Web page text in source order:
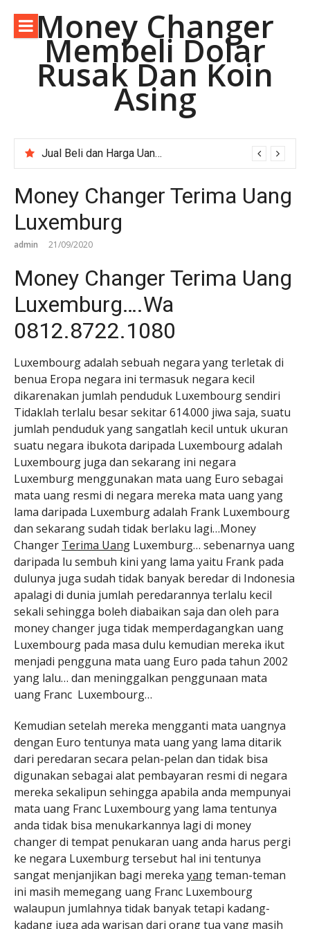
konten Money Changer
Membeli Dolar
Rusak Dan Koin
Asing
Jual Beli dan Harga Uang Asing Rupee Pakistan di Depok Jawa Barat.
Money Changer Terima Uang
Luxemburg
admin 21/09/2020
Money Changer Terima Uang
Luxemburg….Wa
0812.8722.1080
Luxembourg adalah sebuah negara yang terletak di
benua Eropa negara ini termasuk negara kecil
dikarenakan jumlah penduduk Luxembourg sendiri
Tidaklah terlalu besar sekitar 614.000 jiwa saja, suatu
jumlah penduduk yang sangatlah kecil untuk ukuran
suatu negara ibukota daripada Luxembourg adalah
Luxembourg juga dan sekarang ini negara
Luxemburg menggunakan mata uang Euro sebagai
mata uang resmi di negara mereka mata uang yang
lama daripada Luxemburg adalah Frank Luxembourg
dan sekarang sudah tidak berlaku lagi…Money
Changer Terima Uang Luxemburg… sebenarnya uang
daripada lu sembuh kini yang lama yaitu Frank pada
dulunya juga sudah tidak banyak beredar di Indonesia
apalagi di dunia jumlah peredarannya terlalu kecil
sekali sehingga boleh diabaikan saja dan oleh para
money changer juga tidak memperdagangkan uang
Luxembourg pada masa dulu kemudian mereka ikut
menjadi pengguna mata uang Euro pada tahun 2002
yang lalu… dan meninggalkan penggunaan mata
uang Franc Luxembourg…
Kemudian setelah mereka mengganti mata uangnya
dengan Euro tentunya mata uang yang lama ditarik
dari peredaran secara pelan-pelan dan tidak bisa
digunakan sebagai alat pembayaran resmi di negara
mereka sekalipun sehingga apabila anda mempunyai
mata uang Franc Luxembourg yang lama tentunya
anda tidak bisa menukarkannya lagi di money
changer di tempat penukaran uang anda harus pergi
ke negara Luxemburg tersebut hal ini tentunya
sangat menjanjikan bagi mereka yangteman-teman
ini masih memegang uang Franc Luxembourg
walaupun jumlahnya tidak banyak tetapi kadang-
kadang juga ada warisan dari orang tua yang masih